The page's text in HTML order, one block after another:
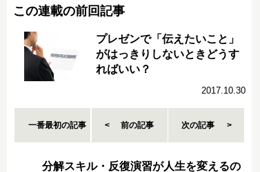
この連載の前回記事
プレゼンで「伝えたいこと」
がはっきりしないときどうす
ればいい？
2017.10.30
一番最初の記事 前の記事 次の記事
分解スキル・反復演習が人生を変えるの